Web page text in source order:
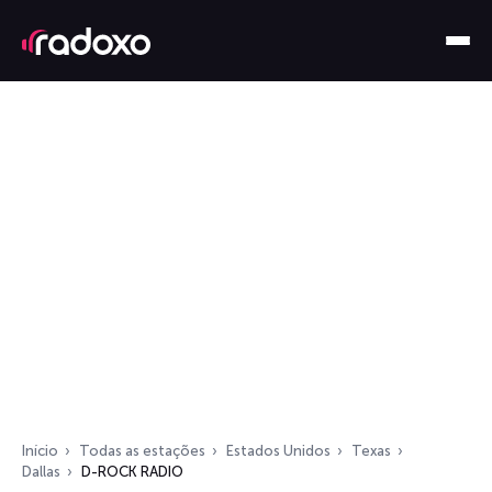
Início Todas as estações Estados Unidos
Texas
Dallas
D-ROCK RADIO